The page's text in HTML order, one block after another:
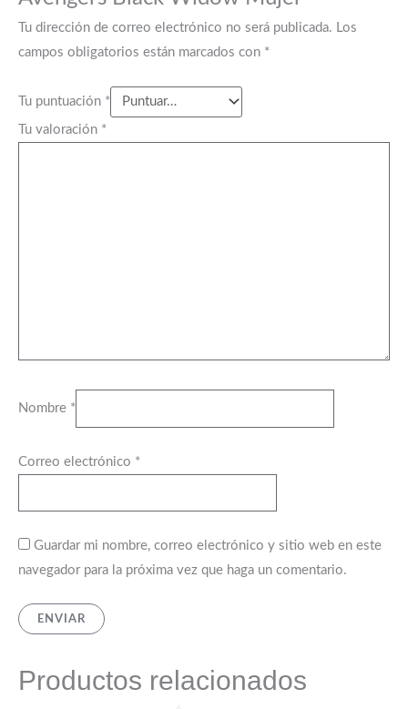
Tu dirección de correo electrónico no será publicada. Los
campos obligatorios están marcados con *
Tu puntuación *
Tu valoración *
Nombre *
Correo electrónico *
Guardar mi nombre, correo electrónico y sitio web en este
navegador para la próxima vez que haga un comentario.
Productos relacionados